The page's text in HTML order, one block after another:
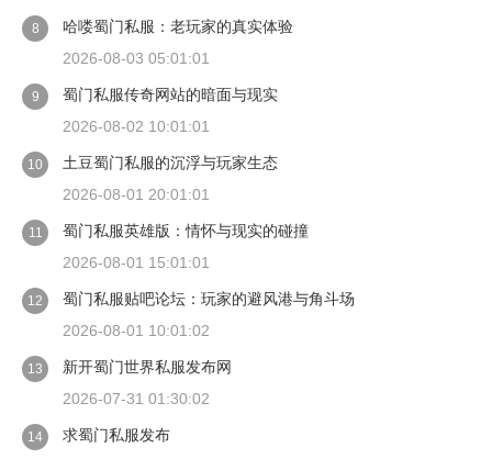
8
哈喽蜀门私服：老玩家的真实体验
2026-08-03 05:01:01
9
蜀门私服传奇网站的暗面与现实
2026-08-02 10:01:01
10
土豆蜀门私服的沉浮与玩家生态
2026-08-01 20:01:01
11
蜀门私服英雄版：情怀与现实的碰撞
2026-08-01 15:01:01
12
蜀门私服贴吧论坛：玩家的避风港与角斗场
2026-08-01 10:01:02
13
新开蜀门世界私服发布网
2026-07-31 01:30:02
14
求蜀门私服发布